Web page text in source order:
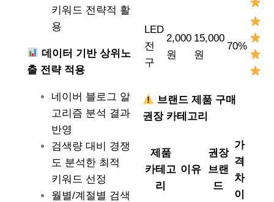
키워드 전략적 활
용
데이터 기반 상위노
출 전략 적용
네이버 블로그 알
고리즘 분석 결과
반영
검색량 대비 경쟁
도 분석한 최적
키워드 선정
월별/계절별 검색
LED
전
구
2,000
원
15,000
원
70%
브랜드 제품 구매
권장 카테고리
제품
카테고
리
이유
권장
브랜
드
가
격
차
이